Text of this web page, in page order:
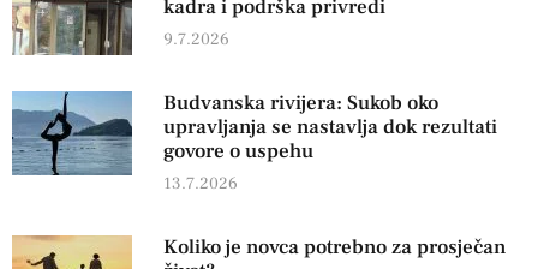
kadra i podrška privredi
9.7.2026
Budvanska rivijera: Sukob oko
upravljanja se nastavlja dok rezultati
govore o uspehu
13.7.2026
Koliko je novca potrebno za prosječan